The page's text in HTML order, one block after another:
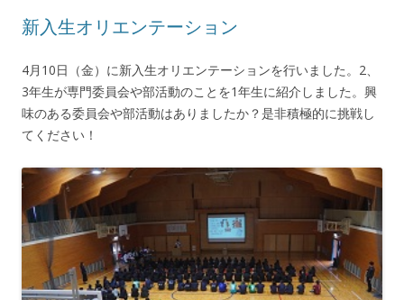
新入生オリエンテーション
4月10日（金）に新入生オリエンテーションを行いました。2、
3年生が専門委員会や部活動のことを1年生に紹介しました。興
味のある委員会や部活動はありましたか？是非積極的に挑戦し
てください！